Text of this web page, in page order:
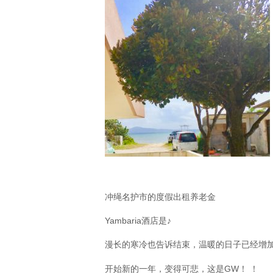
冲绳名护市的度假出租养老金
Yambaria酒店是♪
漫长的寒冷也告诉结束，温暖的日子已经增
开始新的一年，变得可悲，这是GW！ ！